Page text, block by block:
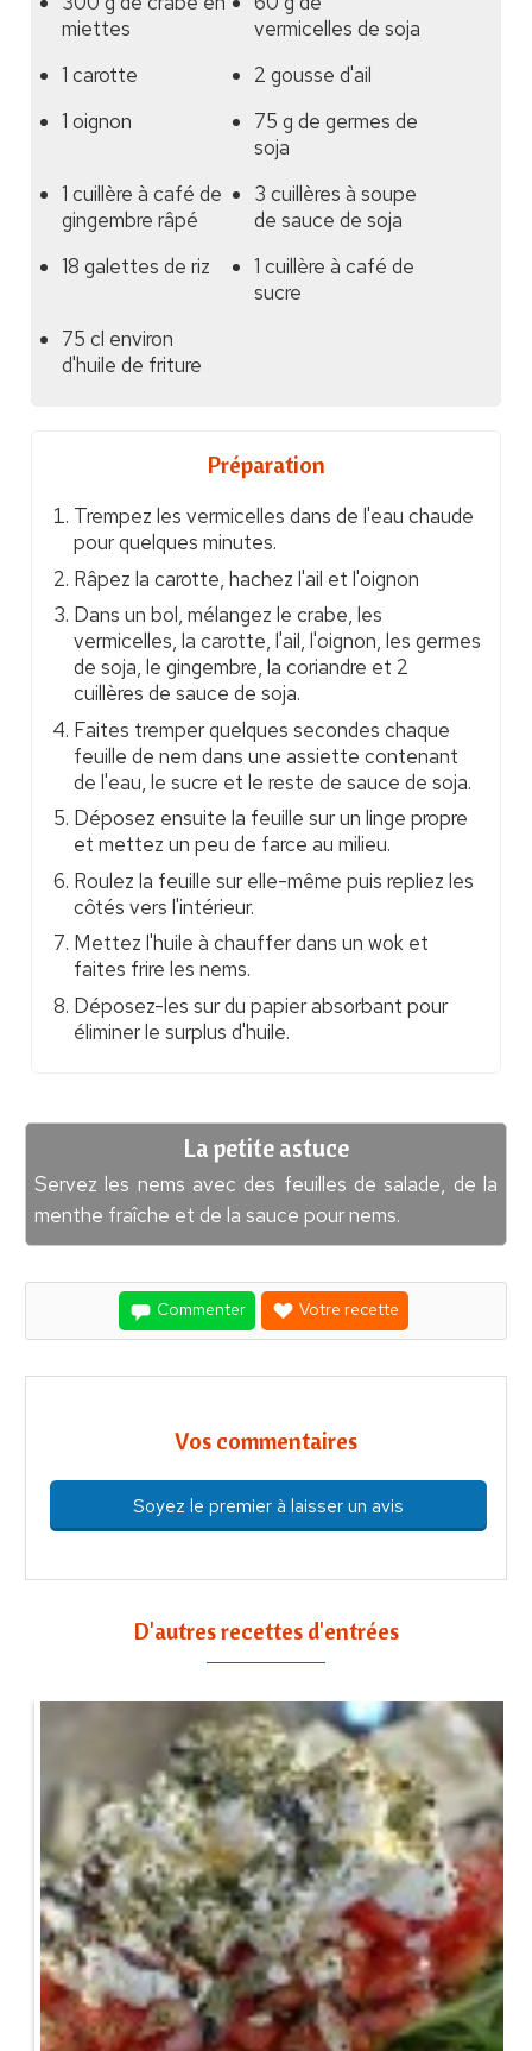
miettes
vermicelles de soja
1 carotte
2 gousse d'ail
1 oignon
75 g de germes de
soja
1 cuillère à café de
gingembre râpé
3 cuillères à soupe
de sauce de soja
18 galettes de riz
1 cuillère à café de
sucre
75 cl environ
d'huile de friture
Préparation
Trempez les vermicelles dans de l'eau chaude
pour quelques minutes.
Râpez la carotte, hachez l'ail et l'oignon
Dans un bol, mélangez le crabe, les
vermicelles, la carotte, l'ail, l'oignon, les germes
de soja, le gingembre, la coriandre et 2
cuillères de sauce de soja.
Faites tremper quelques secondes chaque
feuille de nem dans une assiette contenant
de l'eau, le sucre et le reste de sauce de soja.
Déposez ensuite la feuille sur un linge propre
et mettez un peu de farce au milieu.
Roulez la feuille sur elle-même puis repliez les
côtés vers l'intérieur.
Mettez l'huile à chauffer dans un wok et
faites frire les nems.
Déposez-les sur du papier absorbant pour
éliminer le surplus d'huile.
La petite astuce
Servez les nems avec des feuilles de salade, de la
menthe fraîche et de la sauce pour nems.
Commenter Votre recette
Vos commentaires
Soyez le premier à laisser un avis
D'autres recettes d'entrées